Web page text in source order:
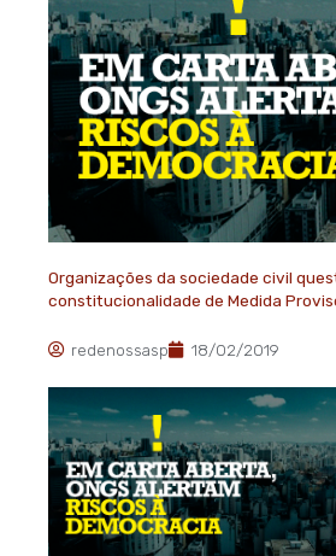
Organizações da sociedade civil
constitucionalidade de Medida
redenossasp 18/02/2019